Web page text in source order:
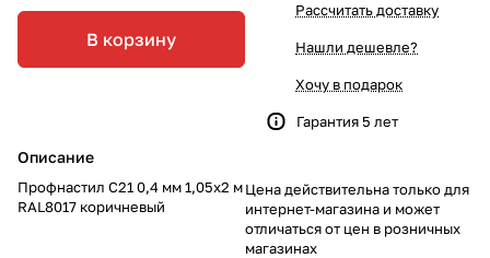
В корзину
Описание
Профнастил С21 0,4 мм 1,05х2 м
RAL8017 коричневый
Рассчитать доставку
Нашли дешевле?
Хочу в подарок
Гарантия 5 лет
Цена действительна только для
интернет-магазина и может
отличаться от цен в розничных
магазинах